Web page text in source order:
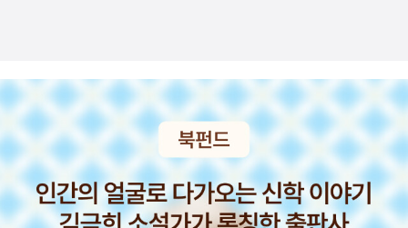
'콘트라티예프 파동' 같은 것에 과학적 근거가 없다고 지적하면서 이
들을 비판적으로 승계하였다. 관련하여 투자자들 사이에 여전히 자주
언급되는 '엘리어트 파동이론' 같은 것도 있다), 또 엘리아데나 니체
의 '영원회귀'를 (인)문학 차원을 넘는 과학으로까지는 생각하지 않
고, (음양오행설을 연상시키는) 바슐라르를 하나의 '스타일'로서 재
미있게 읽으며, 역사에서 일정한 순환을 주장한 이븐 칼둔, 슈펭글러,